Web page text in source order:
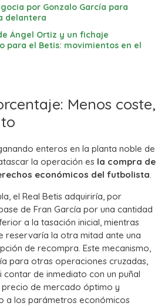
por Gonzalo García para
delantera
Ángel Ortiz y un fichaje
para el Betis: movimientos en el
Menos coste,
enteros en la planta noble de
la operación es la compra de
económicos del futbolista.
el Real Betis adquiriría, por
de Fran García por una cantidad
a la tasación inicial, mientras
reservaría la otra mitad ante una
de recompra. Este mecanismo,
para otras operaciones cruzadas,
contar de inmediato con un puñal
precio de mercado óptimo y
a los parámetros económicos